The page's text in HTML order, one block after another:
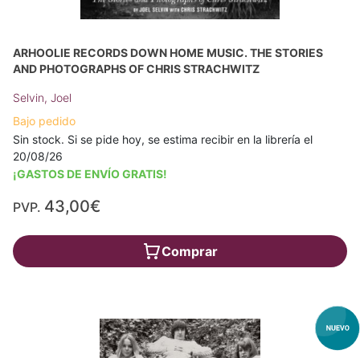
ARHOOLIE RECORDS DOWN HOME MUSIC. THE STORIES
AND PHOTOGRAPHS OF CHRIS STRACHWITZ
Selvin, Joel
Bajo pedido
Sin stock. Si se pide hoy, se estima recibir en la librería el
20/08/26
¡GASTOS DE ENVÍO GRATIS!
PVP. 43,00€
Comprar